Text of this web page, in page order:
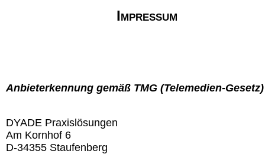
Impressum
Anbieterkennung gemäß TMG (Telemedien-Gesetz)
DYADE Praxislösungen
Am Kornhof 6
D-34355 Staufenberg